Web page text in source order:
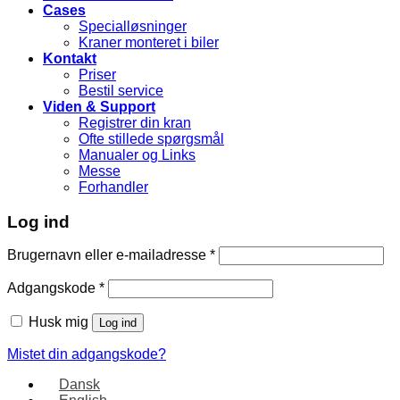
Cases
Specialløsninger
Kraner monteret i biler
Kontakt
Priser
Bestil service
Viden & Support
Registrer din kran
Ofte stillede spørgsmål
Manualer og Links
Messe
Forhandler
Log ind
Brugernavn eller e-mailadresse *
Adgangskode *
Husk mig Log ind
Mistet din adgangskode?
Dansk